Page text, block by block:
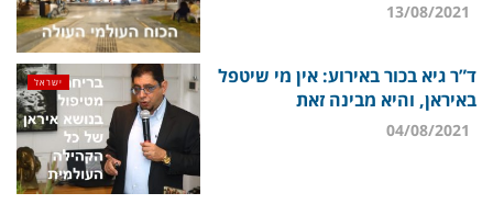
ישראל
ד”ר גיא בכור באירוע: אין מי שיטפל
באיראן, והיא מבינה זאת